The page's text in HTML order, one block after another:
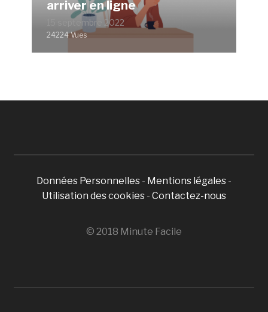
arriver en ligne
15 septembre 2022
24224 Vues
Données Personnelles - Mentions légales -
Utilisation des cookies - Contactez-nous
© 2018 Minute Facile